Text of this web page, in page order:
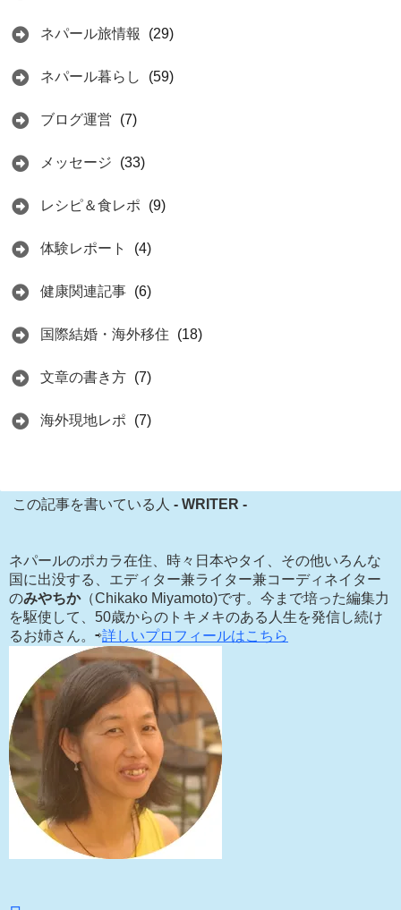
ネパール旅情報 (29)
ネパール暮らし (59)
ブログ運営 (7)
メッセージ (33)
レシピ＆食レポ (9)
体験レポート (4)
健康関連記事 (6)
国際結婚・海外移住 (18)
文章の書き方 (7)
海外現地レポ (7)
この記事を書いている人 - WRITER -
ネパールのポカラ在住、時々日本やタイ、その他いろんな
国に出没する、エディター兼ライター兼コーディネイター
のみやちか（Chikako Miyamoto)です。今まで培った編集力
を駆使して、50歳からのトキメキのある人生を発信し続け
るお姉さん。⇨詳しいプロフィールはこちら